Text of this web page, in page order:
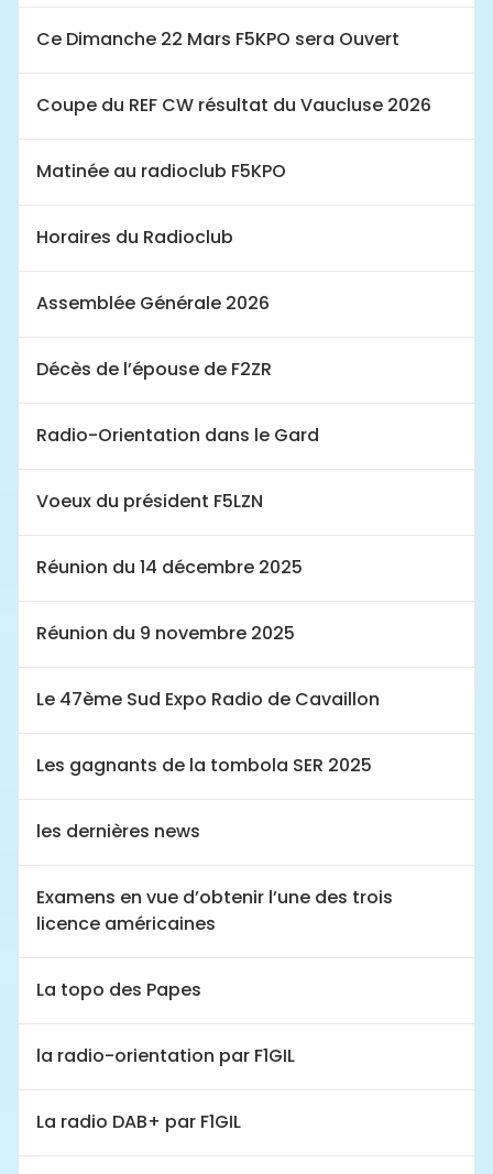
Ce Dimanche 22 Mars F5KPO sera Ouvert
Coupe du REF CW résultat du Vaucluse 2026
Matinée au radioclub F5KPO
Horaires du Radioclub
Assemblée Générale 2026
Décès de l’épouse de F2ZR
Radio-Orientation dans le Gard
Voeux du président F5LZN
Réunion du 14 décembre 2025
Réunion du 9 novembre 2025
Le 47ème Sud Expo Radio de Cavaillon
Les gagnants de la tombola SER 2025
les dernières news
Examens en vue d’obtenir l’une des trois
licence américaines
La topo des Papes
la radio-orientation par F1GIL
La radio DAB+ par F1GIL